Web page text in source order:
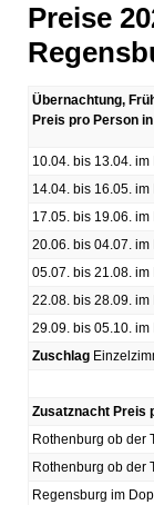
Preise
Übernachtung,
Preis pro Person
10.04. bis 13.04.
14.04. bis 16.05.
17.05. bis 19.06.
20.06. bis 04.07.
05.07. bis 21.08.
22.08. bis 28.09.
29.09. bis 05.10.
Zuschlag
Zusatznacht Preis
Rothenburg ob der
Rothenburg ob der
Regensburg im